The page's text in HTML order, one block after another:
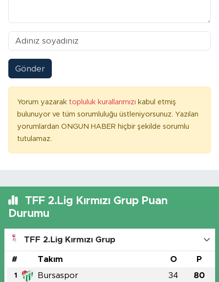
Gönder
Yorum yazarak topluluk kurallarımızı kabul etmiş
bulunuyor ve tüm sorumluluğu üstleniyorsunuz. Yazılan
yorumlardan ONGUN HABER hiçbir şekilde sorumlu
tutulamaz.
TFF 2.Lig Kırmızı Grup Puan
Durumu
TFF 2.Lig Kırmızı Grup
# Takım O P
1 Bursaspor 34 80